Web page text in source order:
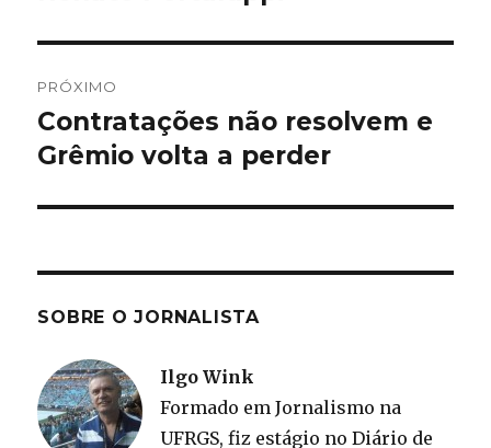
PRÓXIMO
Próximo
post:
Contratações não resolvem e
Grêmio volta a perder
SOBRE O JORNALISTA
Ilgo Wink
Formado em Jornalismo na
UFRGS, fiz estágio no Diário de